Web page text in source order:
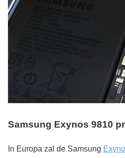
Samsung Exynos 9810
In Europa zal de Samsung